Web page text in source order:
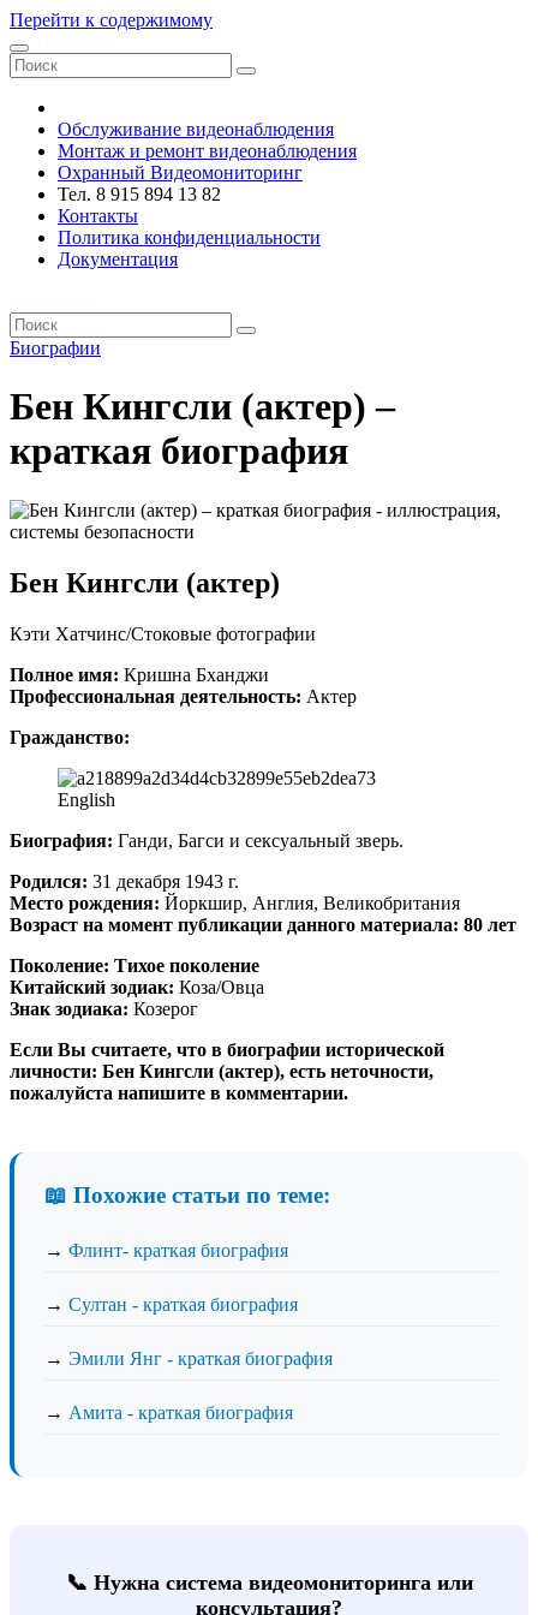
Перейти к содержимому
Обслуживание видеонаблюдения
Монтаж и ремонт видеонаблюдения
Охранный Видеомониторинг
Тел. 8 915 894 13 82
Контакты
Политика конфиденциальности
Документация
Биографии
Бен Кингсли (актер) –
краткая биография
Бен Кингсли (актер)
Кэти Хатчинс/Стоковые фотографии
Полное имя: Кришна Бханджи
Профессиональная деятельность: Актер
Гражданство:
English
Биография: Ганди, Багси и сексуальный зверь.
Родился: 31 декабря 1943 г.
Место рождения: Йоркшир, Англия, Великобритания
Возраст на момент публикации данного материала: 80 лет
Поколение: Тихое поколение
Китайский зодиак: Коза/Овца
Знак зодиака: Козерог
Если Вы считаете, что в биографии исторической
личности: Бен Кингсли (актер), есть неточности,
пожалуйста напишите в комментарии.
📖 Похожие статьи по теме:
→ Флинт- краткая биография
→ Султан - краткая биография
→ Эмили Янг - краткая биография
→ Амита - краткая биография
📞 Нужна система видеомониторинга или
консультация?